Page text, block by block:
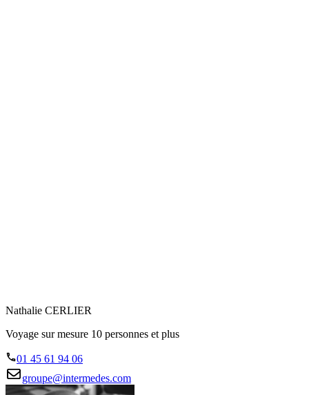
Nathalie CERLIER
Voyage sur mesure 10 personnes et plus
01 45 61 94 06
groupe@intermedes.com